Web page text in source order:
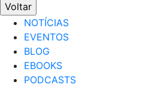
Voltar
NOTÍCIAS
EVENTOS
BLOG
EBOOKS
PODCASTS